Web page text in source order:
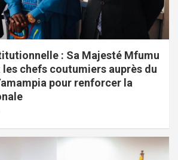
: Sa Majesté Mfumu
chefs coutumiers auprès du
pour renforcer la